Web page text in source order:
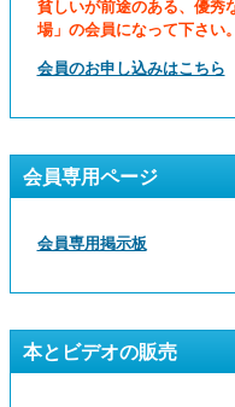
貧しいが前途のある、優秀
場」の会員になって下さい。
会員のお申し込みはこちら
会員専用ページ
会員専用掲示板
本とビデオの販売